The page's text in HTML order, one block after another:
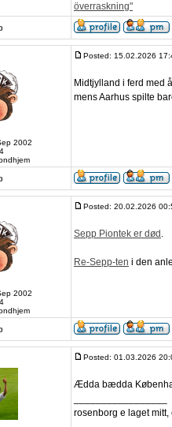
överraskning"
2002
Posted: 15.02.2026
Midtjylland i ferd med
mens Aarhus spilte
2002
Posted: 20.02.2026
Sepp Piontek er død .
Re-Sepp-ten i den
Posted: 01.03.2026
Ædda bædda
rosenborg e laget mitt,